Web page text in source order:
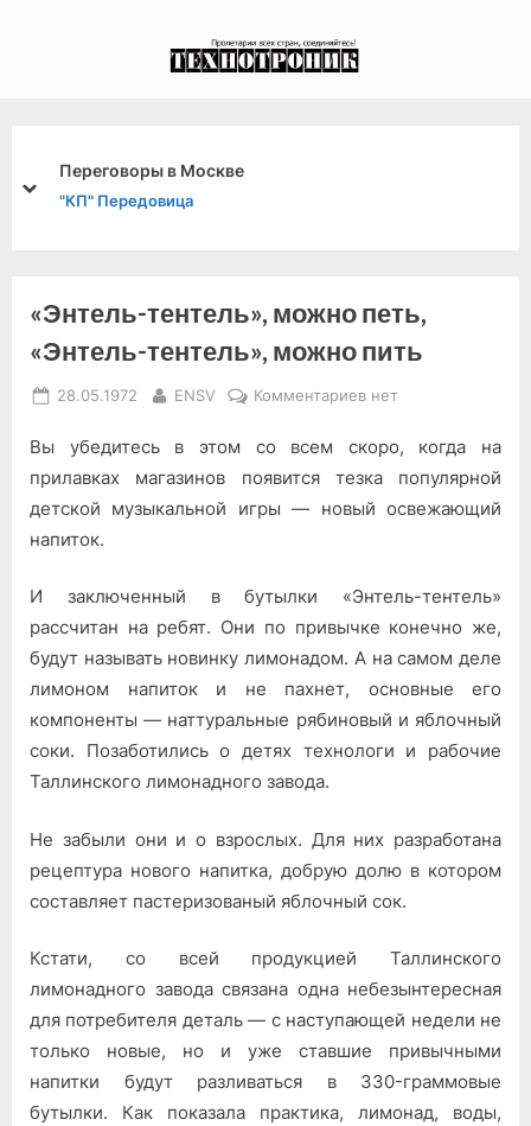
Переговоры в Москве
"КП" Передовица
prev
next
«Энтель-тентель», можно петь,
«Энтель-тентель», можно пить
Posted
28.05.1972 By
ENSV Комментариевк
«Энтель-
тентель»,
можно
можно
пить
нет
Вы убедитесь в этом со всем скоро, когда на
прилавках магазинов появится тезка популярной
детской музыкальной игры — новый освежающий
напиток.
И заключенный в бутылки «Энтель-тентель»
рассчитан на ребят. Они по привычке конечно же,
будут называть новинку лимонадом. А на самом деле
лимоном напиток и не пахнет, основные его
компоненты — наттуральные рябиновый и яблочный
соки. Позаботились о детях технологи и рабочие
Таллинского лимонадного завода.
Не забыли они и о взрослых. Для них разработана
рецептура нового напитка, добрую долю в котором
составляет пастеризованый яблочный сок.
Кстати, со всей продукцией Таллинского
лимонадного завода связана одна небезынтересная
для потребителя деталь — с наступающей недели не
только новые, но и уже ставшие привычными
напитки будут разливаться в 330-граммовые
бутылки. Как показала практика, лимонад, воды,